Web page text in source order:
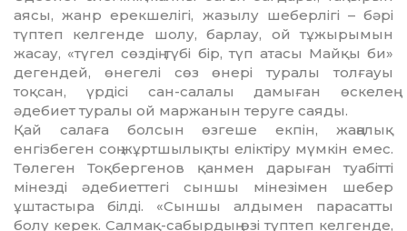
аясы, жан­р ерекшелiгi, жазылу шеберлiгi – бәрi
түптеп келгенде шолу, барлау, ой тұжы­ры­мын
жасау, «түгел сөздiң түбi бiр, түп ата­сы Майқы би»
дегендей, өнегелi сөз өнерi туралы толғауы
тоқсан, үрдiсі сан-салалы дамыған өскелең
әдебиет туралы ой маржанын теруге саяды.
Қай салаға болсын өзгеше екпiн, жаңа­лық
енгiзбеген соң жұртшылықты елiк­тiру мүмкiн емес.
Төлеген Тоқбергенов қан­мен дарыған туабiттi
мiнездi әде­биет­тегi сыншы мiнезiмен шебер
ұштастыра бiлдi. «Сыншы алдымен парасатты
болу керек. Салмақ-сабырдың өзi түп­теп келгенде,